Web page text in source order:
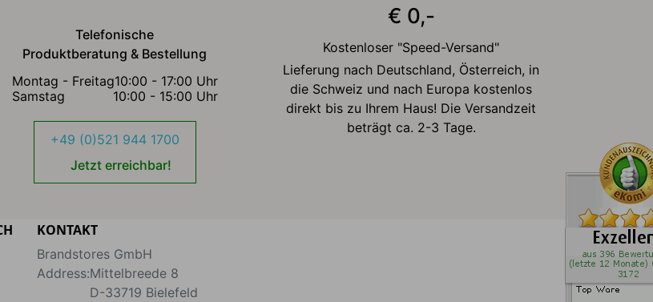
Telefonische
Produktberatung & Bestellung
Montag - Freitag10:00 - 17:00 Uhr
Samstag
10:00 - 15:00 Uhr
+49 (0)521 944 1700
Jetzt erreichbar!
€ 0,-
Kostenloser "Speed-Versand"
Lieferung nach Deutschland, Österreich, in
die Schweiz und nach Europa kostenlos
direkt bis zu Ihrem Haus! Die Versandzeit
beträgt ca. 2-3 Tage.
KONTAKT
Brandstores GmbH
Address:Mittelbreede 8
D-33719 Bielefeld